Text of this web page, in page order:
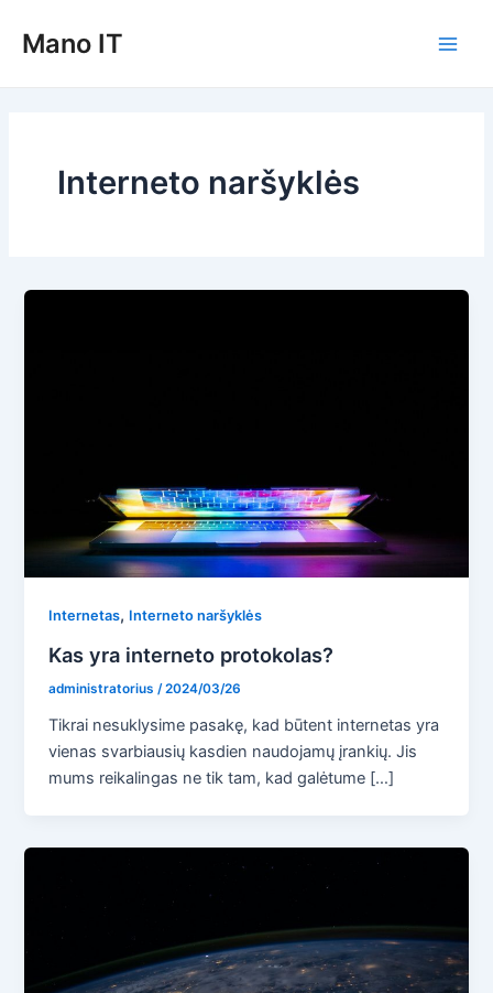
prieMano IT
Interneto naršyklės
Internetas, Interneto naršyklės
Kas yra interneto protokolas?
administratorius/2024/03/26
Tikrai nesuklysime pasakę, kad būtent internetas yra
vienas svarbiausių kasdien naudojamų įrankių. Jis
mums reikalingas ne tik tam, kad galėtume […]